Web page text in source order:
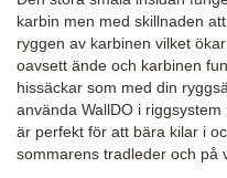
karbin men med skillnaden
ryggen av karbinen vilket
oavsett ände och karbinen
hissäckar som med din
använda WallDO i
är perfekt för att bära kilar i
sommarens tradleder och på